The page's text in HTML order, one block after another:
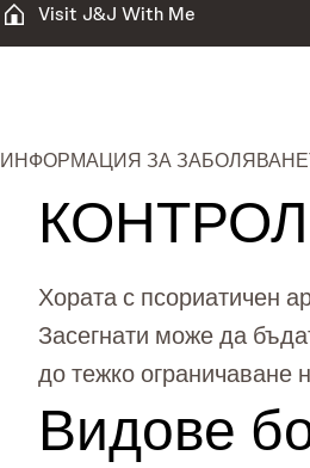
Visit J&J With Me
ИНФОРМАЦИЯ ЗА
Хората с псориатичен
Засегнати може да
до тежко ограничаване
Видове